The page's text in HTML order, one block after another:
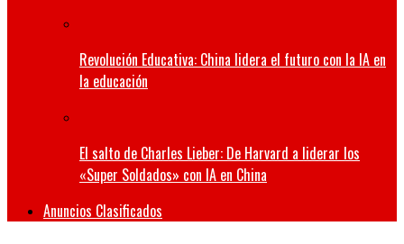
Revolución Educativa: China lidera el futuro con la IA en
la educación
El salto de Charles Lieber: De Harvard a liderar los
«Super Soldados» con IA en China
Anuncios Clasificados